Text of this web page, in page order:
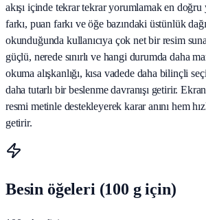
akışı içinde tekrar tekrar yorumlamak en doğru
farkı, puan farkı ve öğe bazındaki üstünlük
okunduğunda kullanıcıya çok net bir resim
güçlü, nerede sınırlı ve hangi durumda daha
okuma alışkanlığı, kısa vadede daha bilinçli
daha tutarlı bir beslenme davranışı getirir.
resmi metinle destekleyerek karar anını hem
getirir.
Besin öğeleri (100 g için)